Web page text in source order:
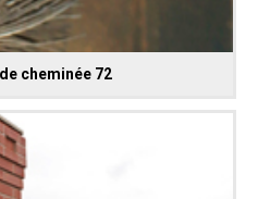
cheminée 72